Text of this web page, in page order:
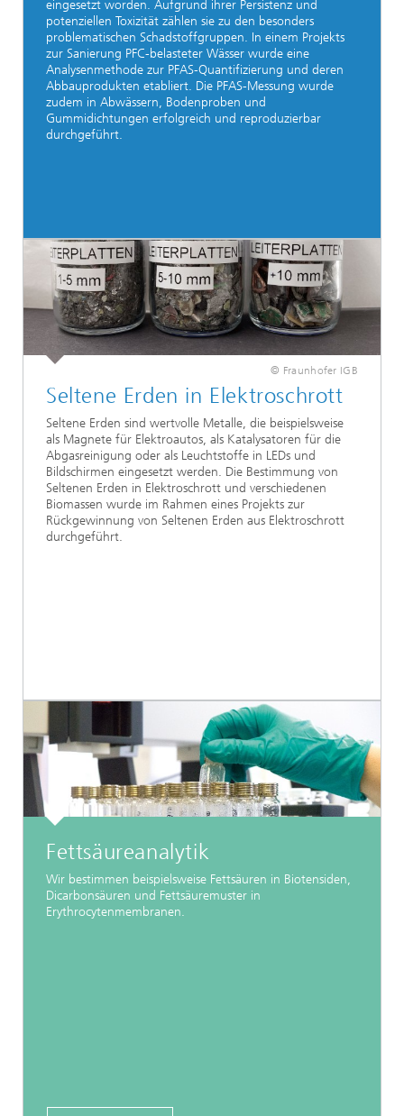
eingesetzt worden. Aufgrund ihrer Persistenz und
potenziellen Toxizität zählen sie zu den besonders
problematischen Schadstoffgruppen. In einem Projekts
zur Sanierung PFC-belasteter Wässer wurde eine
Analysenmethode zur PFAS-Quantifizierung und deren
Abbauprodukten etabliert. Die PFAS-Messung wurde
zudem in Abwässern, Bodenproben und
Gummidichtungen erfolgreich und reproduzierbar
durchgeführt.
© Fraunhofer IGB
Seltene Erden in Elektroschrott
Seltene Erden sind wertvolle Metalle, die beispielsweise
als Magnete für Elektroautos, als Katalysatoren für die
Abgasreinigung oder als Leuchtstoffe in LEDs und
Bildschirmen eingesetzt werden. Die Bestimmung von
Seltenen Erden in Elektroschrott und verschiedenen
Biomassen wurde im Rahmen eines Projekts zur
Rückgewinnung von Seltenen Erden aus Elektroschrott
durchgeführt.
Fettsäureanalytik
Wir bestimmen beispielsweise Fettsäuren in Biotensiden,
Dicarbonsäuren und Fettsäuremuster in
Erythrocytenmembranen.